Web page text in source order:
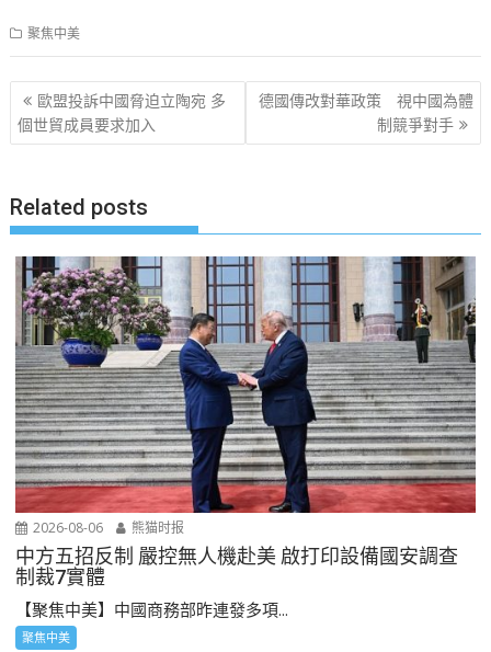
聚焦中美
文
章
歐盟投訴中國脅迫立陶宛 多
個世貿成員要求加入
德國傳改對華政策 視中國為體
制競爭對手
Related posts
2026-08-06 熊猫时报
中方五招反制 嚴控無人機赴美 啟打印設備國安調查
制裁7實體
【聚焦中美】中國商務部昨連發多項...
聚焦中美